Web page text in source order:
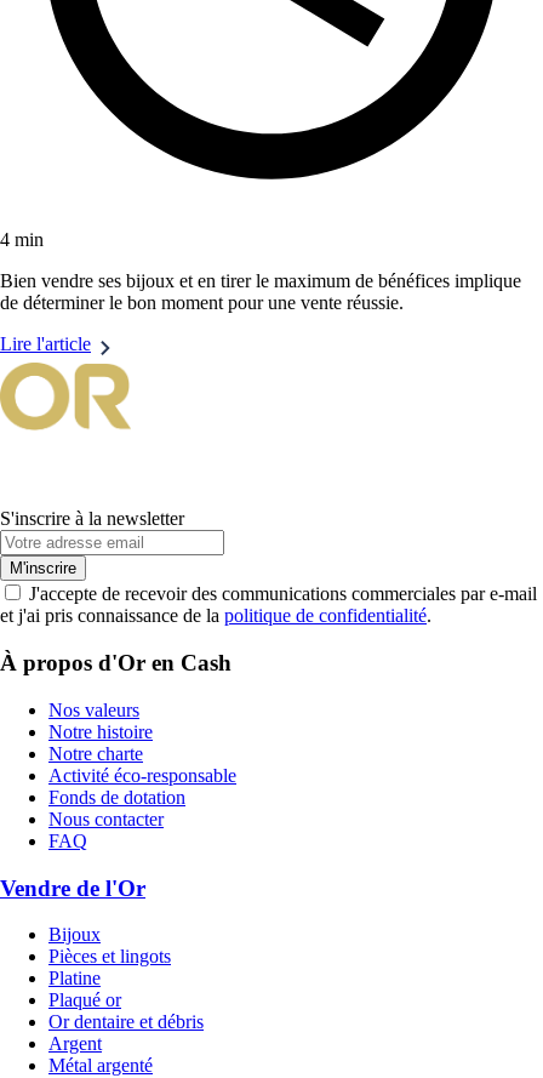
4 min
Bien vendre ses bijoux et en tirer le maximum de bénéfices implique
de déterminer le bon moment pour une vente réussie.
Lire l'article
S'inscrire à la newsletter
M'inscrire
J'accepte de recevoir des communications commerciales par e-mail
et j'ai pris connaissance de la politique de confidentialité.
À propos d'Or en Cash
Nos valeurs
Notre histoire
Notre charte
Activité éco-responsable
Fonds de dotation
Nous contacter
FAQ
Vendre de l'Or
Bijoux
Pièces et lingots
Platine
Plaqué or
Or dentaire et débris
Argent
Métal argenté